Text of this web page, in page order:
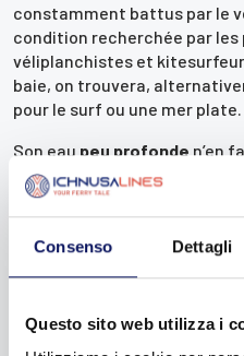
Consenso Dettagli
Questo sito web utilizza i
constamment battus par le
condition recherchée par
véliplanchistes et
baie, on trouvera,
pour le surf ou une mer plate.
Son eau peu profonde n’en
pour les surfeurs et parmi
d’enfants qui jouent et
danger ; cela en fait
familles et les moins
matériel, une école de